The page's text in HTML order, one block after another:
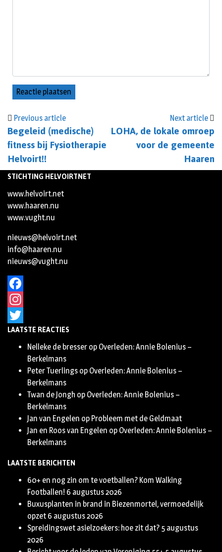
Previous article
Begeleid (medische)
fitness bij Fysiotherapie
Helvoirt!!
Next article
LOHA, de lokale omroep
voor de gemeente
Haaren
STICHTING HELVOIRTNET
www.helvoirt.net
www.haaren.nu
www.vught.nu
nieuws@helvoirt.net
info@haaren.nu
nieuws@vught.nu
Facebook
Instagram
Twitter
LAATSTE REACTIES
Nelleke de bresser op Overleden: Annie Bolenius –
Berkelmans
Peter Tuerlings op Overleden: Annie Bolenius –
Berkelmans
Twan de Jongh op Overleden: Annie Bolenius –
Berkelmans
Jan van Engelen op Probleem met de Geldmaat
Jan en Roos van Engelen op Overleden: Annie Bolenius –
Berkelmans
LAATSTE BERICHTEN
60+ en nog zin om te voetballen? Kom Walking
Footballen! 6 augustus 2026
Buxusplanten in brand in Biezenmortel, vermoedelijk
opzet 6 augustus 2026
Spreidingswet asielzoekers: hoe zit dat? 5 augustus
2026